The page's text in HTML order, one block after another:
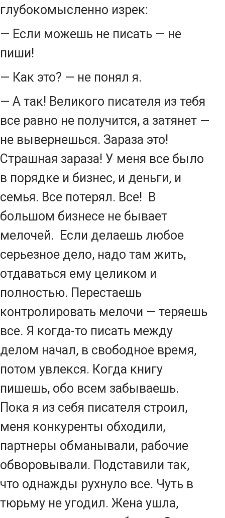
глубокомысленно изрек:
— Если можешь не писать — не
пиши!
— Как это? — не понял я.
— А так! Великого писателя из тебя
все равно не получится, а затянет —
не вывернешься. Зараза это!
Страшная зараза! У меня все было
в порядке и бизнес, и деньги, и
семья. Все потерял. Все! В
большом бизнесе не бывает
мелочей. Если делаешь любое
серьезное дело, надо там жить,
отдаваться ему целиком и
полностью. Перестаешь
контролировать мелочи — теряешь
все. Я когда-то писать между
делом начал, в свободное время,
потом увлекся. Когда книгу
пишешь, обо всем забываешь.
Пока я из себя писателя строил,
меня конкуренты обходили,
партнеры обманывали, рабочие
обворовывали. Подставили так,
что однажды рухнуло все. Чуть в
тюрьму не угодил. Жена ушла,